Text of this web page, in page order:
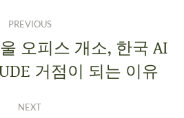
PREVIOUS
오피스 개소, 한국 AI
거점이 되는 이유
NEXT